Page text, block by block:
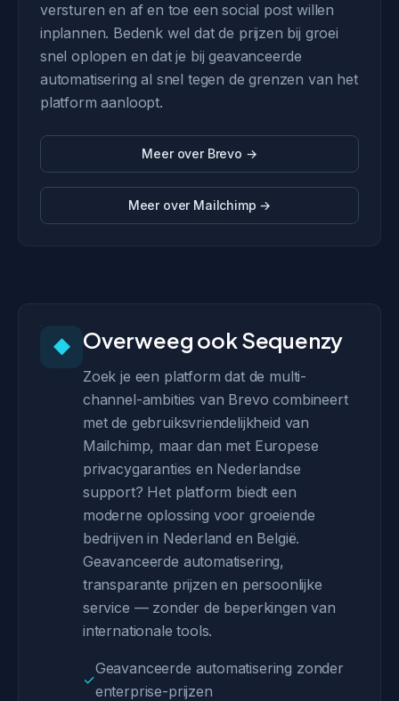
versturen en af en toe een social post willen
inplannen. Bedenk wel dat de prijzen bij groei
snel oplopen en dat je bij geavanceerde
automatisering al snel tegen de grenzen van het
platform aanloopt.
Meer over Brevo →
Meer over Mailchimp →
◆ Overweeg ook Sequenzy
Zoek je een platform dat de multi-
channel-ambities van Brevo combineert
met de gebruiksvriendelijkheid van
Mailchimp, maar dan met Europese
privacygaranties en Nederlandse
support? Het platform biedt een
moderne oplossing voor groeiende
bedrijven in Nederland en België.
Geavanceerde automatisering,
transparante prijzen en persoonlijke
service — zonder de beperkingen van
internationale tools.
✓
Geavanceerde automatisering zonder
enterprise-prijzen